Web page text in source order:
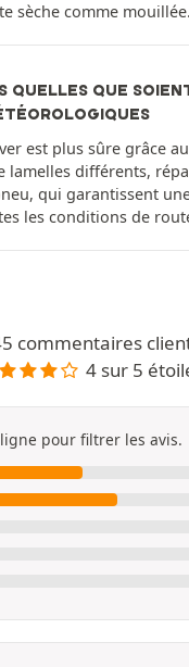
sèche comme mouillée.
QUELLES QUE
est plus sûre grâce
lamelles différents,
qui garantissent
les conditions de
commentaires
4 sur 5
pour filtrer les avis.